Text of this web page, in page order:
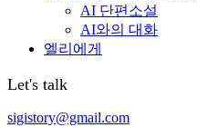
AI 단편소설
AI와의 대화
엘리에게
Let's talk
sigistory@gmail.com